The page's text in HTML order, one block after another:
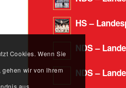
HS –
NDS –
NDS –
Cookies. Wenn Sie
wir von Ihrem
aus.